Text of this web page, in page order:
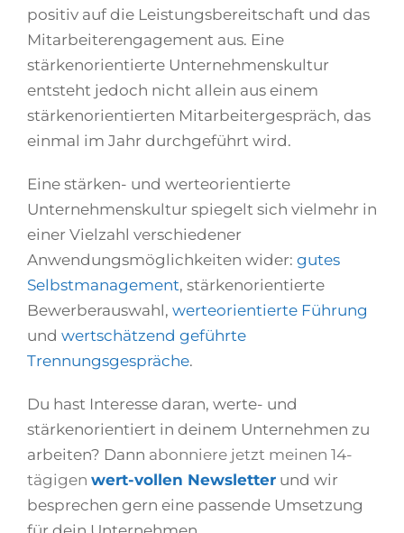
positiv auf die Leistungsbereitschaft und das
Mitarbeiterengagement aus. Eine
stärkenorientierte Unternehmenskultur
entsteht jedoch nicht allein aus einem
stärkenorientierten Mitarbeitergespräch, das
einmal im Jahr durchgeführt wird.
Eine stärken- und werteorientierte
Unternehmenskultur spiegelt sich vielmehr in
einer Vielzahl verschiedener
Anwendungsmöglichkeiten wider: gutes
Selbstmanagement, stärkenorientierte
Bewerberauswahl, werteorientierte Führung
und wertschätzend geführte
Trennungsgespräche.
Du hast Interesse daran, werte- und
stärkenorientiert in deinem Unternehmen zu
arbeiten? Dann abonniere jetzt meinen 14-
tägigen wert-vollen Newsletter und wir
besprechen gern eine passende Umsetzung